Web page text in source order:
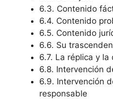
6.3. Contenido
6.4. Contenido
6.5. Contenido
6.6. Su
6.7. La réplica y la
6.8. Intervención
6.9. Intervención
responsable